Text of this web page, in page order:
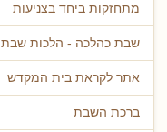
מתחזקות ביחד בצניעות
שבת כהלכה - הלכות שבת
אתר לקראת בית המקדש
ברכת השבת